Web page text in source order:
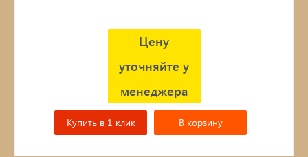
Детские кровати и диваны
Кухонные уголки
Подвесные кресла
Цену
уточняйте у
менеджера
В корзину
Купить в 1 клик